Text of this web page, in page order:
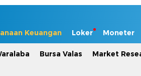
Keuangan Loker Moneter
Bursa Valas Market